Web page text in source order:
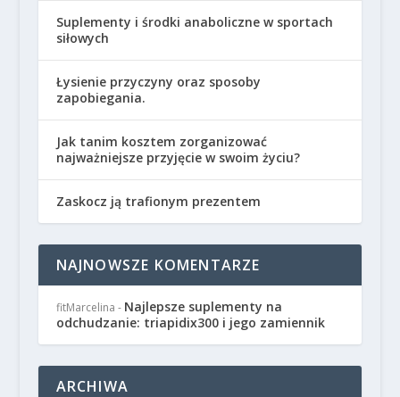
Suplementy i środki anaboliczne w sportach
siłowych
Łysienie przyczyny oraz sposoby
zapobiegania.
Jak tanim kosztem zorganizować
najważniejsze przyjęcie w swoim życiu?
Zaskocz ją trafionym prezentem
NAJNOWSZE KOMENTARZE
fitMarcelina - Najlepsze suplementy na
odchudzanie: triapidix300 i jego zamiennik
ARCHIWA